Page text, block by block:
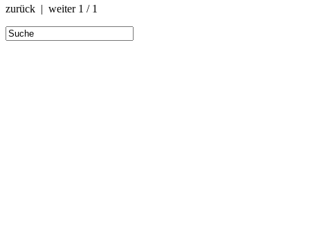
zurück | weiter 1 / 1